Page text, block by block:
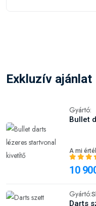
Exkluzív ajánlat
Gyártó:
Bullet
A mi
10
Gyártó:
Darts